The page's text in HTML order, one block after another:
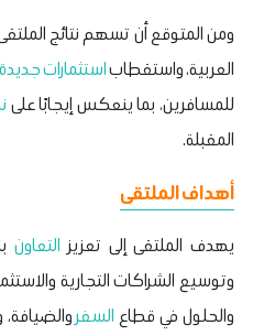
ومن المتوقع أن تسهم نتائج
العربية، واستقطاباستثمارات جديدة
للمسافرين، بما ينعكس إيجابًا على
المقبلة.
أهداف الملتقى
يهدف الملتقى إلى تعزيز التعاون
وتوسيع الشراكات التجارية
والحلول في قطاع السفر